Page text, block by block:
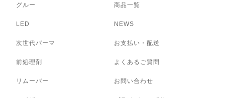
グルー
LED
次世代パーマ
前処理剤
リムーバー
商品一覧
NEWS
お支払い・配送
よくあるご質問
お問い合わせ